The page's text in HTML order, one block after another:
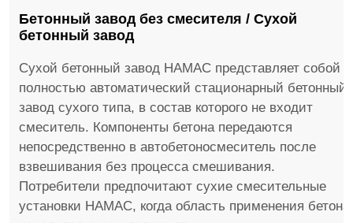
Бетонный завод без смесителя / Сухой
бетонный завод
Сухой бетонный завод HAMAC представляет собой
полностью автоматический стационарный бетонный
завод сухого типа, в состав которого не входит
смеситель. Компоненты бетона передаются
непосредственно в автобетоносмеситель после
взвешивания без процесса смешивания.
Потребители предпочитают сухие смесительные
установки HAMAC, когда область применения бетона